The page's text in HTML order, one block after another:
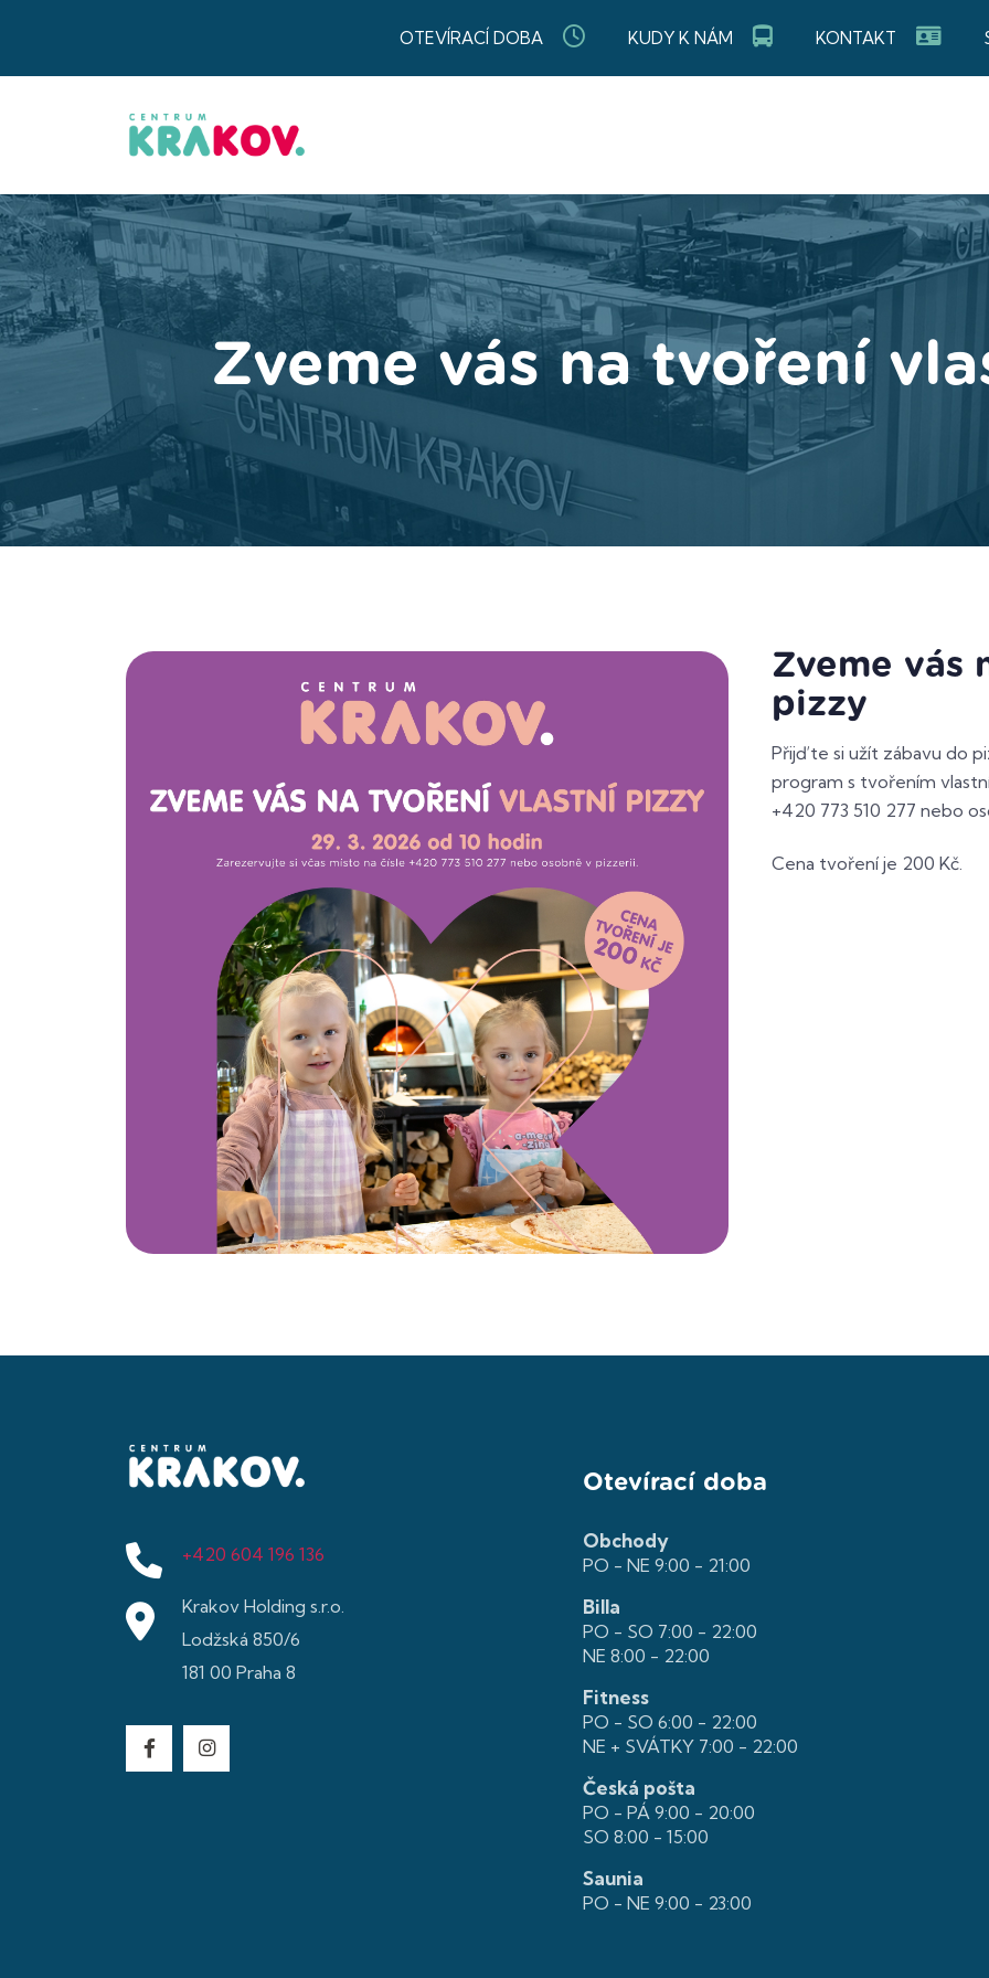
OTEVÍRACÍ DOBA KUDY K NÁM KONTAKT
Zveme vás na tvoření
Zveme vás
pizzy
Přijďte si užít zábavu do
program s tvořením
+420 773 510 277 nebo
Cena tvoření je 200 Kč.
+420 604 196 136
Krakov Holding s.r.o.
Lodžská 850/6
181 00 Praha 8
Otevírací doba
Obchody
PO - NE 9:00 - 21:00
Billa
PO - SO 7:00 - 22:00
NE 8:00 - 22:00
Fitness
PO - SO 6:00 - 22:00
NE + SVÁTKY 7:00 - 22:00
Česká pošta
PO - PÁ 9:00 - 20:00
SO 8:00 - 15:00
Saunia
PO - NE 9:00 - 23:00